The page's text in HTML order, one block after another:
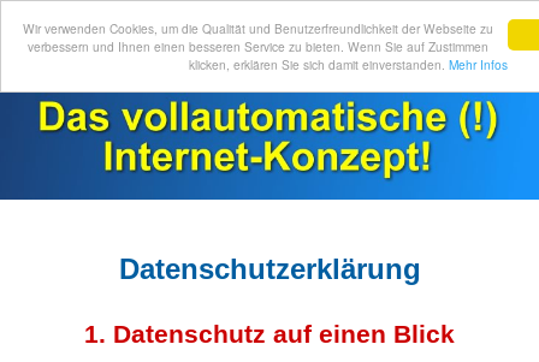
Wir verwenden Cookies, um die Qualität und Benutzerfreundlichkeit der Webseite zu
verbessern und Ihnen einen besseren Service zu bieten. Wenn Sie auf Zustimmen
klicken, erklären Sie sich damit einverstanden. Mehr Infos
Datenschutzerklärung
1. Datenschutz auf einen Blick